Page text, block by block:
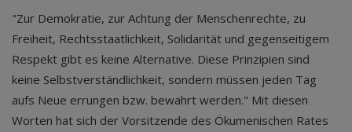
"Zur Demokratie, zur Achtung der Menschenrechte, zu
Freiheit, Rechtsstaatlichkeit, Solidarität und gegenseitigem
Respekt gibt es keine Alternative. Diese Prinzipien sind
keine Selbstverständlichkeit, sondern müssen jeden Tag
aufs Neue errungen bzw. bewahrt werden." Mit diesen
Worten hat sich der Vorsitzende des Ökumenischen Rates